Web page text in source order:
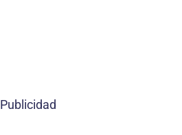
Publicidad